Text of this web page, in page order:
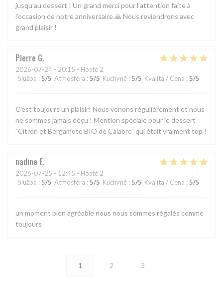
jusqu’au dessert ! Un grand merci pour l’attention faite à
l’occasion de notre anniversaire 🙏 Nous reviendrons avec
grand plaisir !
Pierre G
2026-07-24 - 20:15 - Hosté 2
Služba : 5/5 Atmosféra : 5/5 Kuchyně : 5/5 Kvalita / Cena : 5/5
C'est toujours un plaisir! Nous venons régulièrement et nous
ne sommes jamais déçu ! Mention spéciale pour le dessert
"Citron et Bergamote BIO de Calabre" qui était vraiment top !
nadine E
2026-07-25 - 12:45 - Hosté 2
Služba : 5/5 Atmosféra : 5/5 Kuchyně : 5/5 Kvalita / Cena : 5/5
un moment bien agréable nous nous sommes régalés comme
toujours
1 2 3